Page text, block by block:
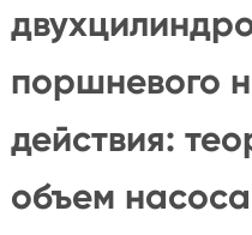
поршневого
действия:
объем насоса